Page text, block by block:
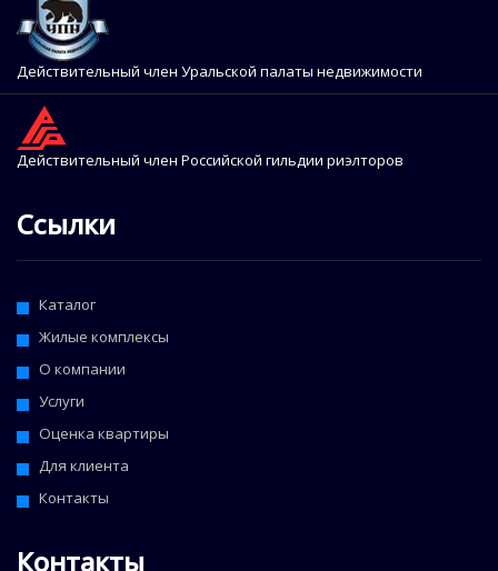
Действительный член Уральской палаты недвижимости
Действительный член Российской гильдии риэлторов
Ссылки
Каталог
Жилые комплексы
О компании
Услуги
Оценка квартиры
Для клиента
Контакты
Контакты